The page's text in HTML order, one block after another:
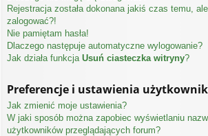
Rejestracja została dokonana jakiś czas temu,
zalogować?!
Nie pamiętam hasła!
Dlaczego następuje automatyczne wylogowanie?
Jak działa funkcja Usuń ciasteczka witryny?
Preferencje i ustawienia
Jak zmienić moje ustawienia?
W jaki sposób można zapobiec wyświetlaniu
użytkowników przeglądających forum?